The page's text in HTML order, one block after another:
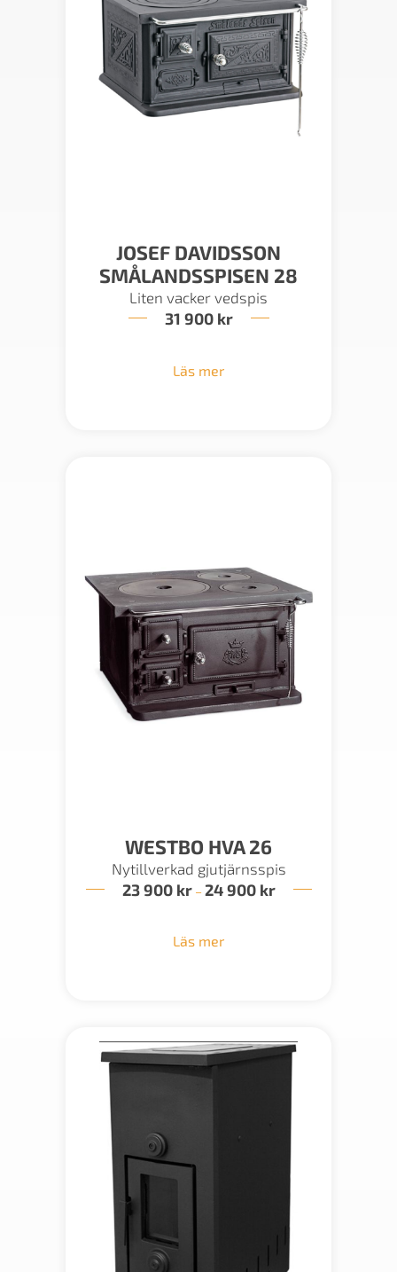
JOSEF DAVIDSSON
SMÅLANDSSPISEN 28
Liten vacker vedspis
31 900 kr
Läs mer
WESTBO HVA 26
Nytillverkad gjutjärnsspis
23 900 kr – 24 900 krPrisintervall:
Läs mer